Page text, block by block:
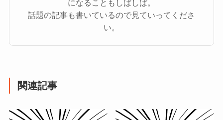
になることもしばしば。
話題の記事も書いているので見ていってくださ
い。
関連記事